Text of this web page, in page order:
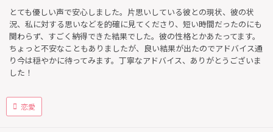
とても優しい声で安心しました。片思いしている彼との現状、彼の状
況、私に対する思いなどを的確に見てくださり、短い時間だったのにも
関わらず、すごく納得できた結果でした。彼の性格とかあたってます。
ちょっと不安なこともありましたが、良い結果が出たのでアドバイス通
り今は穏やかに待ってみます。丁寧なアドバイス、ありがとうございま
した！
恋愛